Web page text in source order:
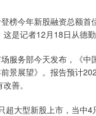
今年新股融资总额首
是记者12月18日从德勤
务部今天发布，《中
景展望》。报告预计
善。
大型新股上市，当中4